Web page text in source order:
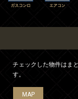
チェックした物件はま
す。
MAP
MAP